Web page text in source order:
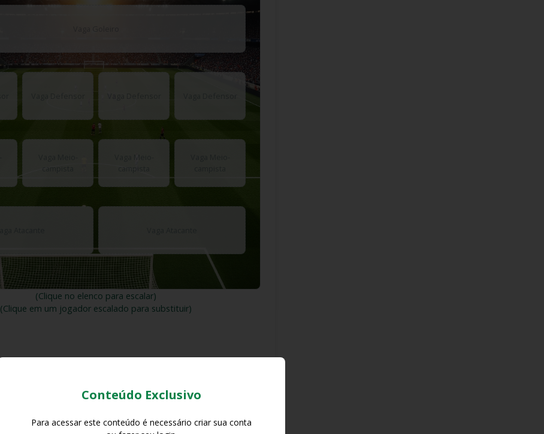
(Clique no elenco para escalar)
(Clique em um jogador escalado para substituir)
Conteúdo Exclusivo
Para acessar este conteúdo é necessário criar sua conta